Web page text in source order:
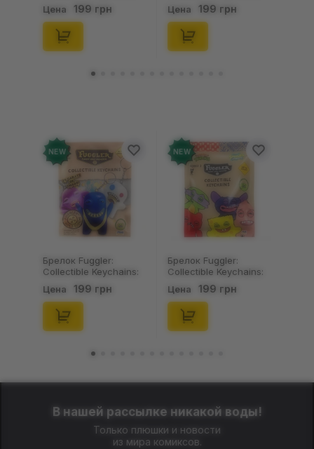
Gold Edition: Series 3
(Blind Box: 1 з 24),
(11550)
Цена 199 грн
Series 2 (Blind Box: 1 з
46), (15475)
Цена 199 грн
NEW
Брелок Fuggler:
Collectible Keychains:
Gold Edition: Series 3
(Blind Box: 1 з 24),
(11550)
Цена 199 грн
NEW
Брелок Fuggler:
Collectible Keychains:
Series 2 (Blind Box: 1 з
46), (15475)
Цена 199 грн
В нашей рассылке никакой воды!
Только плюшки и новости
из мира комиксов.